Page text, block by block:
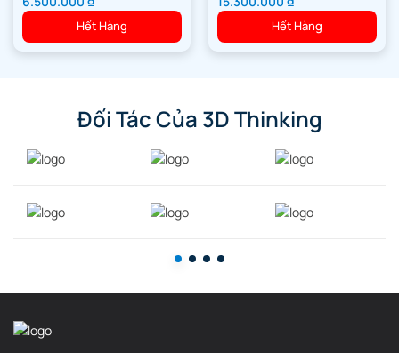
Bàn phím Pietone
Hết Hàng Hết Hàng
Đối Tác Của 3D Thinking